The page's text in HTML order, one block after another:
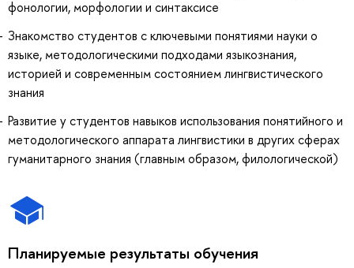
фонологии, морфологии и синтаксисе
Знакомство студентов с ключевыми понятиями науки о
языке, методологическими подходами языкознания,
историей и современным состоянием лингвистического
знания
Развитие у студентов навыков использования понятийного и
методологического аппарата лингвистики в других сферах
гуманитарного знания (главным образом, филологической)
Планируемые результаты обучения